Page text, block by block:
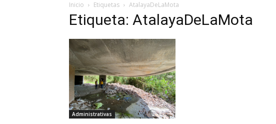
Inicio Etiquetas AtalayaDeLaMota
Etiqueta: AtalayaDeLaMota
Administrativas